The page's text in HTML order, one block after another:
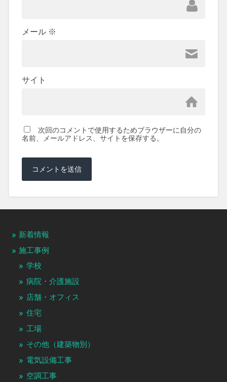
メール ※
サイト
次回のコメントで使用するためブラウザーに自分の
名前、メールアドレス、サイトを保存する。
新着情報
施工事例
学校
病院・介護施設
店舗・オフィス
住宅
工場
その他（建築物別）
電気設備工事
空調工事